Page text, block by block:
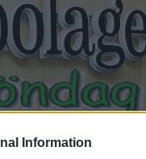
Information